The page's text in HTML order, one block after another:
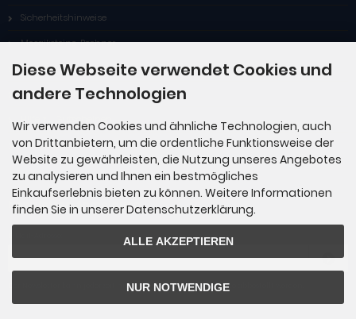
Sicherheitshinweise
Mosaiksteine-Rechner
Service
Fragen & Antworten
Hilfe zu Gutscheinen
Widerrufsformular
Newsletter-Anmeldung
Der Newsletter kann jederzeit hier oder in Ihrem Kundenkonto abbestellt werden.
Diese Webseite verwendet Cookies und
andere Technologien
Wir verwenden Cookies und ähnliche Technologien, auch
von Drittanbietern, um die ordentliche Funktionsweise der
Website zu gewährleisten, die Nutzung unseres Angebotes
zu analysieren und Ihnen ein bestmögliches
Einkaufserlebnis bieten zu können. Weitere Informationen
finden Sie in unserer Datenschutzerklärung.
ALLE AKZEPTIEREN
NUR NOTWENDIGE